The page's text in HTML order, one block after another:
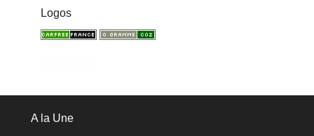
Logos
A la Une